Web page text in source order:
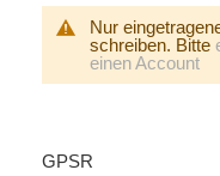
Nur
schreiben. Bitte
einen Account
GPSR